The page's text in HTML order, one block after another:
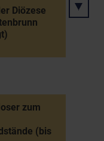
Diözese
zum
(bis